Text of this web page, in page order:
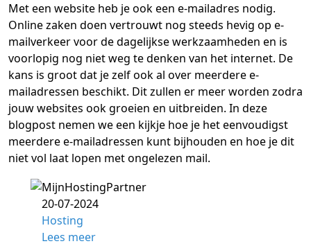
Met een website heb je ook een e-mailadres nodig.
Online zaken doen vertrouwt nog steeds hevig op e-
mailverkeer voor de dagelijkse werkzaamheden en is
voorlopig nog niet weg te denken van het internet. De
kans is groot dat je zelf ook al over meerdere e-
mailadressen beschikt. Dit zullen er meer worden zodra
jouw websites ook groeien en uitbreiden. In deze
blogpost nemen we een kijkje hoe je het eenvoudigst
meerdere e-mailadressen kunt bijhouden en hoe je dit
niet vol laat lopen met ongelezen mail.
20-07-2024
Hosting
Lees meer